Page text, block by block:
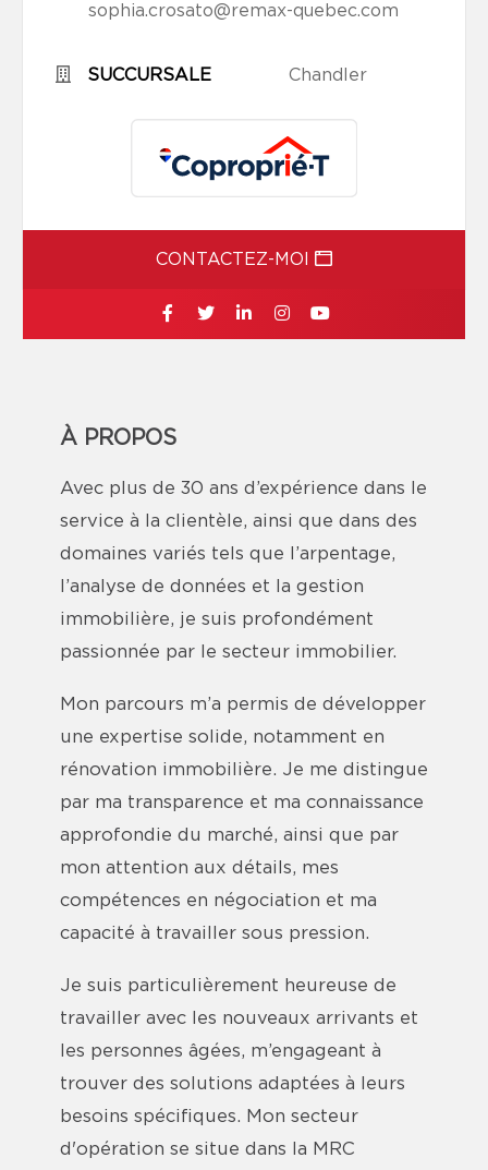
sophia.crosato@remax-quebec.com
SUCCURSALE Chandler
CONTACTEZ-MOI
À PROPOS
Avec plus de 30 ans d’expérience dans le
service à la clientèle, ainsi que dans des
domaines variés tels que l’arpentage,
l’analyse de données et la gestion
immobilière, je suis profondément
passionnée par le secteur immobilier.
Mon parcours m’a permis de développer
une expertise solide, notamment en
rénovation immobilière. Je me distingue
par ma transparence et ma connaissance
approfondie du marché, ainsi que par
mon attention aux détails, mes
compétences en négociation et ma
capacité à travailler sous pression.
Je suis particulièrement heureuse de
travailler avec les nouveaux arrivants et
les personnes âgées, m’engageant à
trouver des solutions adaptées à leurs
besoins spécifiques. Mon secteur
d'opération se situe dans la MRC